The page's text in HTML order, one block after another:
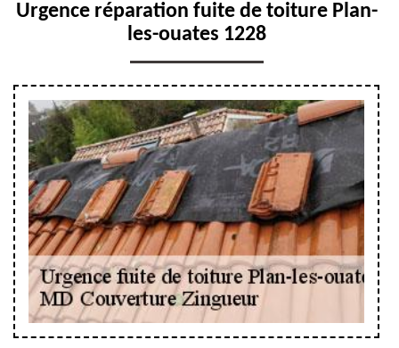
Urgence réparation fuite de toiture Plan-
les-ouates 1228